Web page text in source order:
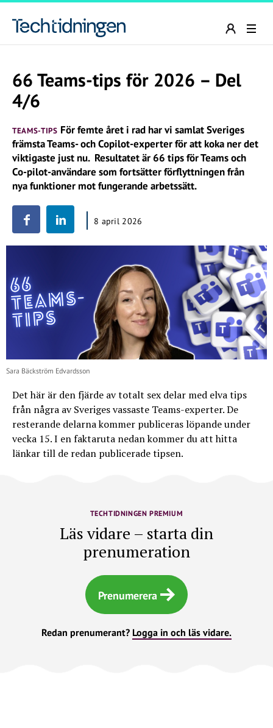
66 Teams-tips för 2026 – Del
4/6
TEAMS-TIPS För femte året i rad har vi samlat Sveriges
främsta Teams- och Copilot-experter för att koka ner det
viktigaste just nu. Resultatet är 66 tips för Teams och
Co-pilot-användare som fortsätter förflyttningen från
nya funktioner mot fungerande arbetssätt.
8 april 2026
Sara Bäckström Edvardsson
Det här är den fjärde av totalt sex delar med elva tips
från några av Sveriges vassaste Teams-experter. De
resterande delarna kommer publiceras löpande under
vecka 15. I en faktaruta nedan kommer du att hitta
länkar till de redan publicerade tipsen.
TECHTIDNINGEN PREMIUM
Läs vidare – starta din
prenumeration
Prenumerera
Redan prenumerant? Logga in och läs vidare.